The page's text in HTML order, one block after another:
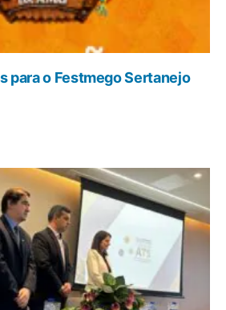
para o Festmego Sertanejo